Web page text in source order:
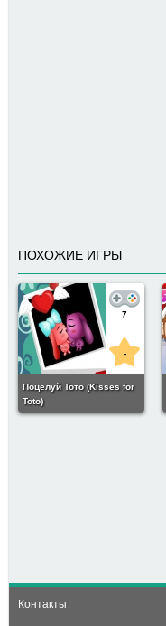
ПОХОЖИЕ ИГРЫ
7
-
Поцелуй Тото (Kisses for
Toto)
Контакты